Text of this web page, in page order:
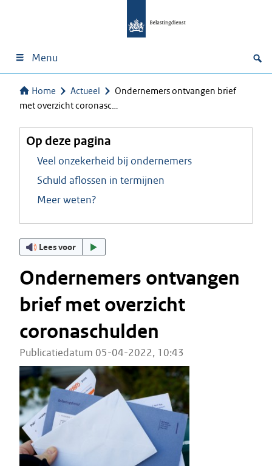
Menu
Home Actueel
Ondernemers ontvangen brief
met overzicht coronasc…
Op deze pagina
Veel onzekerheid bij ondernemers
Schuld aflossen in termijnen
Meer weten?
Lees voor
Ondernemers ontvangen
brief met overzicht
coronaschulden
Publicatiedatum 05-04-2022, 10:43